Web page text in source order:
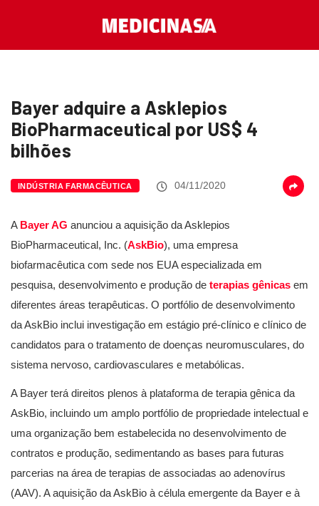
Bayer adquire a Asklepios
BioPharmaceutical por US$ 4
bilhões
INDÚSTRIA FARMACÊUTICA 04/11/2020
A Bayer AG anunciou a aquisição da Asklepios
BioPharmaceutical, Inc. (AskBio), uma empresa
biofarmacêutica com sede nos EUA especializada em
pesquisa, desenvolvimento e produção de terapias gênicas em
diferentes áreas terapêuticas. O portfólio de desenvolvimento
da AskBio inclui investigação em estágio pré-clínico e clínico de
candidatos para o tratamento de doenças neuromusculares, do
sistema nervoso, cardiovasculares e metabólicas.
A Bayer terá direitos plenos à plataforma de terapia gênica da
AskBio, incluindo um amplo portfólio de propriedade intelectual e
uma organização bem estabelecida no desenvolvimento de
contratos e produção, sedimentando as bases para futuras
parcerias na área de terapias de associadas ao adenovírus
(AAV). A aquisição da AskBio à célula emergente da Bayer e à